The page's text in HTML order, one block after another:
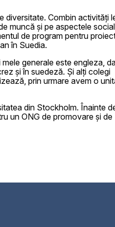
diversitate. Combin activități
muncă și pe aspectele
de program pentru
în Suedia.
generale este engleza,
și în suedeză. Și alți colegi
prin urmare avem o
din Stockholm. Înainte
un ONG de promovare și de